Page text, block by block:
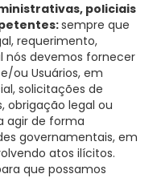
policiais
sempre que
requerimento,
nós devemos fornecer
ou Usuários, em
solicitações de
obrigação legal ou
agir de forma
governamentais, em
atos ilícitos.
que possamos